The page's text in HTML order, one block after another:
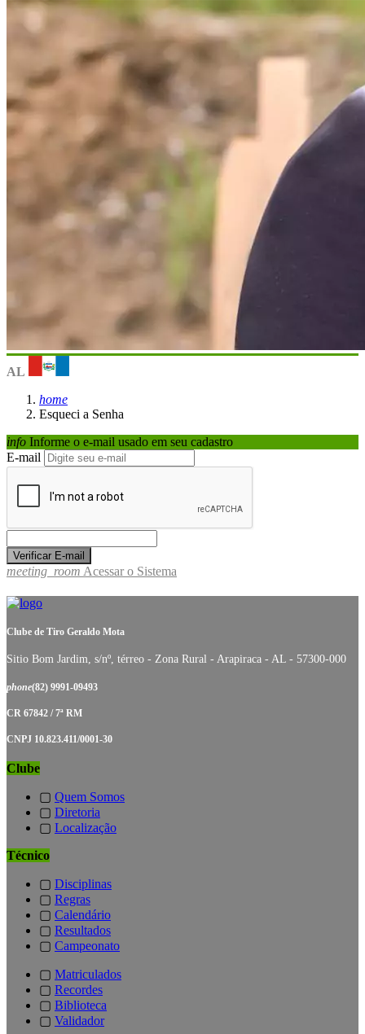
AL
home
Esqueci a Senha
info Informe o e-mail usado em seu cadastro
E-mail
meeting_room Acessar o Sistema
Clube de Tiro Geraldo Mota
Sitio Bom Jardim, s/nº, térreo - Zona Rural - Arapiraca - AL - 57300-000
phone(82) 9991-09493
CR 67842 / 7ª RM
CNPJ 10.823.411/0001-30
Clube
▢ Quem Somos
▢ Diretoria
▢ Localização
Técnico
▢ Disciplinas
▢ Regras
▢ Calendário
▢ Resultados
▢ Campeonato
▢ Matriculados
▢ Recordes
▢ Biblioteca
▢ Validador